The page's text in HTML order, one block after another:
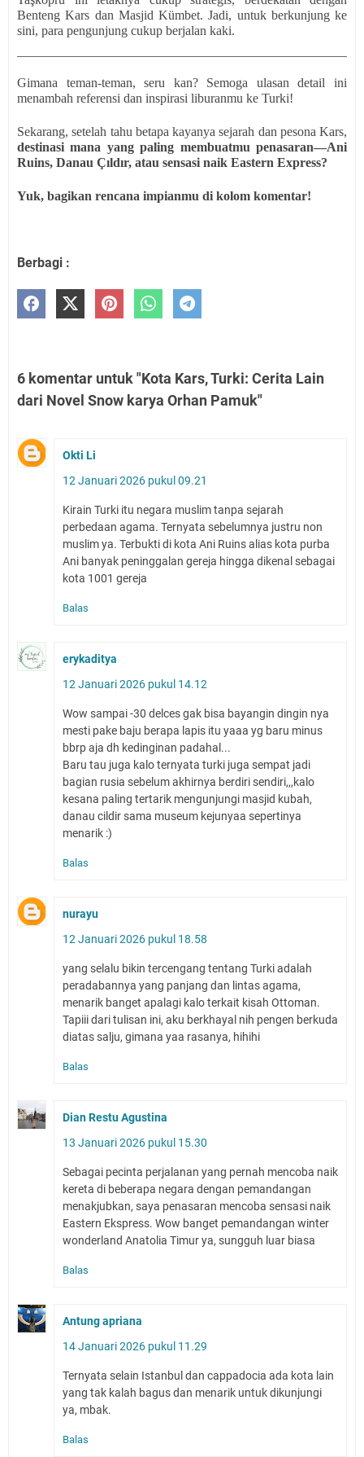
Benteng Kars dan Masjid Kümbet. Jadi, untuk berkunjung ke
sini, para pengunjung cukup berjalan kaki.
Gimana teman-teman, seru kan? Semoga ulasan detail ini
menambah referensi dan inspirasi liburanmu ke Turki!
Sekarang, setelah tahu betapa kayanya sejarah dan pesona Kars,
destinasi mana yang paling membuatmu penasaran—Ani
Ruins, Danau Çıldır, atau sensasi naik Eastern Express?
Yuk, bagikan rencana impianmu di kolom komentar!
Berbagi :
6 komentar untuk "Kota Kars, Turki: Cerita Lain
dari Novel Snow karya Orhan Pamuk"
Okti Li
12 Januari 2026 pukul 09.21
Kirain Turki itu negara muslim tanpa sejarah
perbedaan agama. Ternyata sebelumnya justru non
muslim ya. Terbukti di kota Ani Ruins alias kota purba
Ani banyak peninggalan gereja hingga dikenal sebagai
kota 1001 gereja
Balas
erykaditya
12 Januari 2026 pukul 14.12
Wow sampai -30 delces gak bisa bayangin dingin nya
mesti pake baju berapa lapis itu yaaa yg baru minus
bbrp aja dh kedinginan padahal...
Baru tau juga kalo ternyata turki juga sempat jadi
bagian rusia sebelum akhirnya berdiri sendiri,,,kalo
kesana paling tertarik mengunjungi masjid kubah,
danau cildir sama museum kejunyaa sepertinya
menarik :)
Balas
nurayu
12 Januari 2026 pukul 18.58
yang selalu bikin tercengang tentang Turki adalah
peradabannya yang panjang dan lintas agama,
menarik banget apalagi kalo terkait kisah Ottoman.
Tapiii dari tulisan ini, aku berkhayal nih pengen berkuda
diatas salju, gimana yaa rasanya, hihihi
Balas
Dian Restu Agustina
13 Januari 2026 pukul 15.30
Sebagai pecinta perjalanan yang pernah mencoba naik
kereta di beberapa negara dengan pemandangan
menakjubkan, saya penasaran mencoba sensasi naik
Eastern Ekspress. Wow banget pemandangan winter
wonderland Anatolia Timur ya, sungguh luar biasa
Balas
Antung apriana
14 Januari 2026 pukul 11.29
Ternyata selain Istanbul dan cappadocia ada kota lain
yang tak kalah bagus dan menarik untuk dikunjungi
ya, mbak.
Balas